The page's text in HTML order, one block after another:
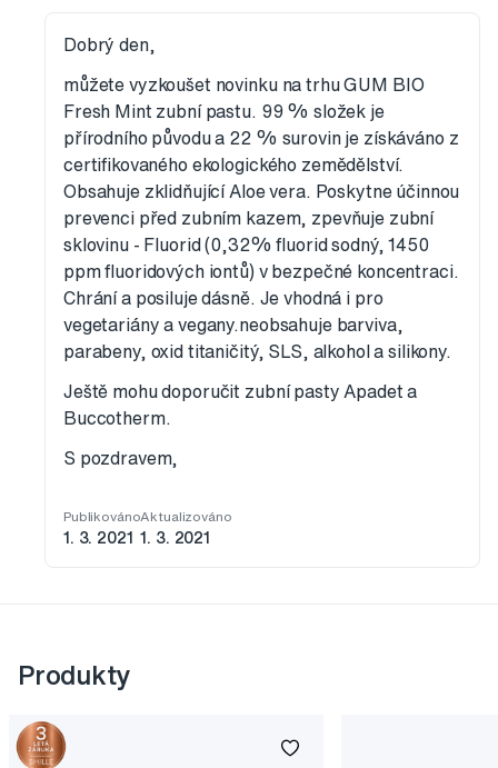
Dobrý den,
můžete vyzkoušet novinku na trhu GUM BIO
Fresh Mint zubní pastu. 99 % složek je
přírodního původu a 22 % surovin je získáváno z
certifikovaného ekologického zemědělství.
Obsahuje zklidňující Aloe vera. Poskytne účinnou
prevenci před zubním kazem, zpevňuje zubní
sklovinu - Fluorid (0,32% fluorid sodný, 1450
ppm fluoridových iontů) v bezpečné koncentraci.
Chrání a posiluje dásně. Je vhodná i pro
vegetariány a vegany.neobsahuje barviva,
parabeny, oxid titaničitý, SLS, alkohol a silikony.
Ještě mohu doporučit zubní pasty Apadet a
Buccotherm.
S pozdravem,
Publikováno
1. 3. 2021
Aktualizováno
1. 3. 2021
Produkty